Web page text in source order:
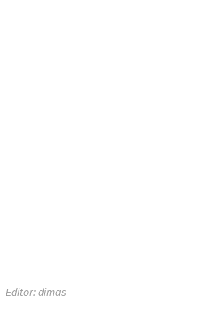
Editor: dimas